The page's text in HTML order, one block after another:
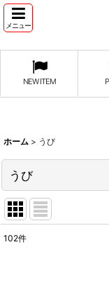
メニュー
NEW ITEM
ホーム > うび
うび
102件